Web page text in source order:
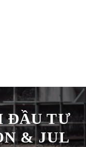
ĐẦU TƯ
& JUL